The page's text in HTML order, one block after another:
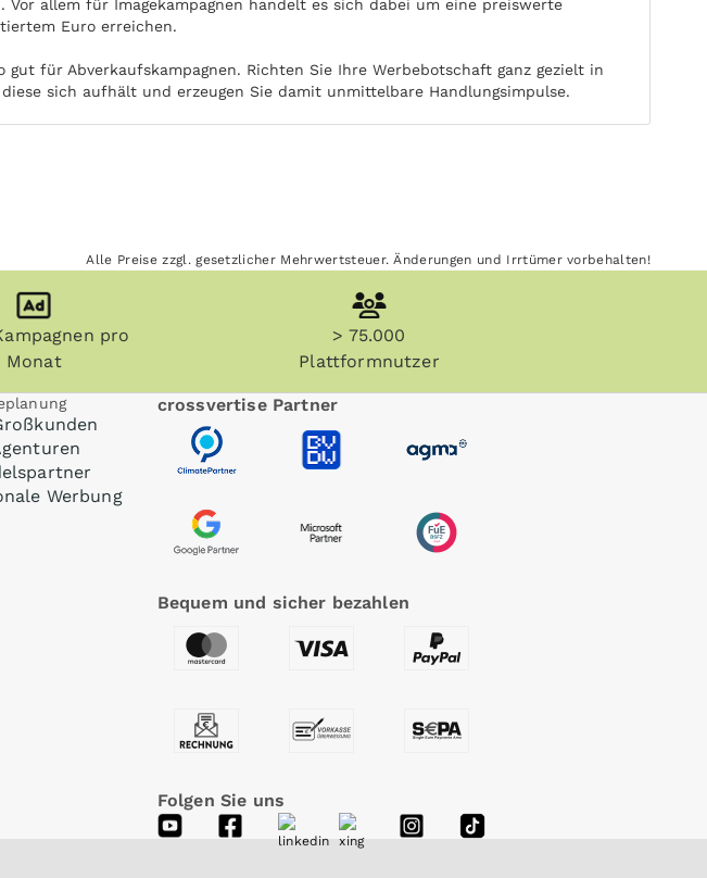
Vor allem für Imagekampagnen handelt es sich dabei um eine preiswerte
Euro erreichen.
für Abverkaufskampagnen. Richten Sie Ihre Werbebotschaft ganz gezielt in
sich aufhält und erzeugen Sie damit unmittelbare Handlungsimpulse.
Alle Preise zzgl. gesetzlicher Mehrwertsteuer. Änderungen und Irrtümer vorbehalten!
pro
Monat
> 75.000
Plattformnutzer
Werbung
crossvertise Partner
Bequem und sicher bezahlen
Folgen Sie uns